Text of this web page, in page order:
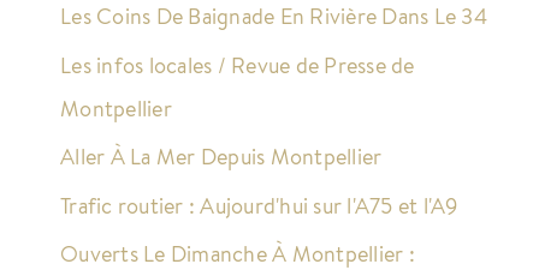
Les Coins De Baignade En Rivière Dans Le 34
Les infos locales / Revue de Presse de
Montpellier
Aller À La Mer Depuis Montpellier
Trafic routier : Aujourd'hui sur l'A75 et l'A9
Ouverts Le Dimanche À Montpellier :